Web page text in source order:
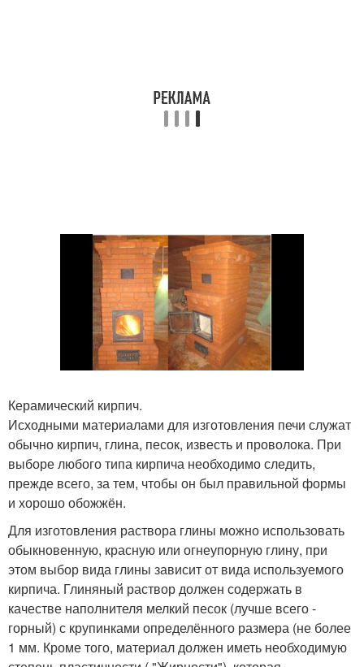
Керамический кирпич.
Исходными материалами для изготовления печи служат
обычно кирпич, глина, песок, известь и проволока. При
выборе любого типа кирпича необходимо следить,
прежде всего, за тем, чтобы он был правильной формы
и хорошо обожжён.
Для изготовления раствора глины можно использовать
обыкновенную, красную или огнеупорную глину, при
этом выбор вида глины зависит от вида используемого
кирпича. Глиняный раствор должен содержать в
качестве наполнителя мелкий песок (лучше всего -
горный) с крупинками определённого размера (не более
1 мм. Кроме того, материал должен иметь необходимую